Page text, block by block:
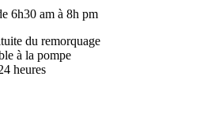
6h30 am à 8h pm
du remorquage
à la pompe
heures